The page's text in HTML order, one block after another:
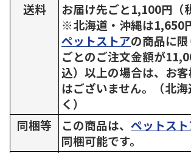
送料
お届け先ごと1,100円（
※北海道・沖縄は1,650
ペットストアの商品に
ごとのご注文金額が
込）以上の場合は、お
はございません。（北
く）
同梱等
この商品は、 ペットス
同梱可能です。